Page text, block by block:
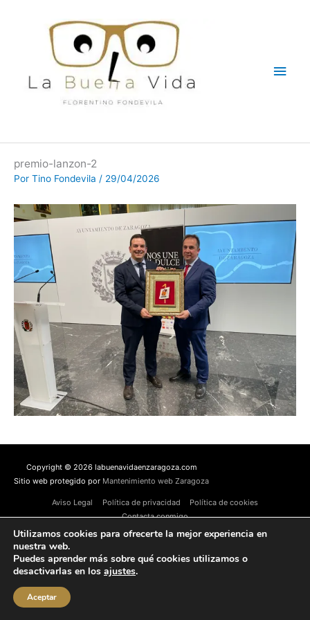
premio-lanzon-2
Por Tino Fondevila / 29/04/2026
Copyright © 2026 labuenavidaenzaragoza.com
Sitio web protegido por Mantenimiento web Zaragoza
Aviso Legal Política de privacidad
Política de cookies
Contacta conmigo
Utilizamos cookies para ofrecerte la mejor experiencia en
nuestra web.
Puedes aprender más sobre qué cookies utilizamos o
desactivarlas en los ajustes.
Aceptar